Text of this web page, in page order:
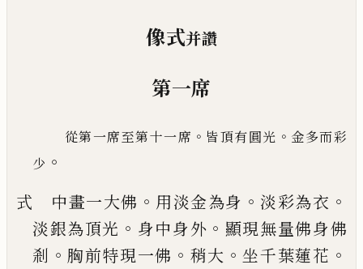
像式并讚
第一席
從第一席至第十一席 。 皆頂有圓光 。 金多而彩
少 。
式 中畫一大佛 。 用淡金為身 。 淡彩為衣 。
淡銀為頂光 。 身中身外 。 顯現無量佛身佛
剎 。 胸前特現一佛 。 稍大 。 坐千葉蓮花 。